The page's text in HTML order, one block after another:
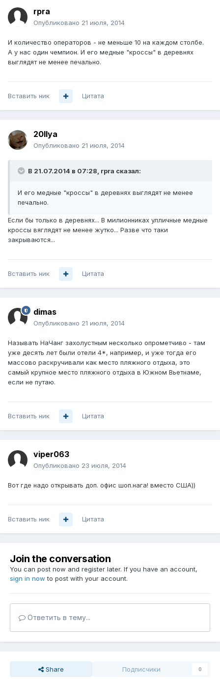
rpra
Опубликовано 21 июля, 2014
И количество операторов - не меньше 10 на каждом столбе.
А у нас один чемпион. И его медные "кроссы" в деревнях
выглядят не менее печально.
Вставить ник Цитата
20Ilya
Опубликовано 21 июля, 2014
В 21.07.2014 в 07:28, rpra сказал:
И его медные "кроссы" в деревнях выглядят не менее
печально.
Если бы только в деревнях... В милионниках улличные медные
кроссы вяглядят не менее жутко... Разве что таки
закрываются...
Вставить ник Цитата
dimas
Опубликовано 21 июля, 2014
Называть НаЧанг захолустным несколько опрометчиво - там
уже десять лет были отели 4*, например, и уже тогда его
массово раскручивали как место пляжного отдыха, это
самый крупное место пляжного отдыха в Южном Вьетнаме,
если не путаю.
Вставить ник Цитата
viper063
Опубликовано 23 июля, 2014
Вот где надо открывать доп. офис шоп.нага! вместо США))
Вставить ник Цитата
Join the conversation
You can post now and register later. If you have an account,
sign in now to post with your account.
Ответить в тему...
Share Подписчики 0